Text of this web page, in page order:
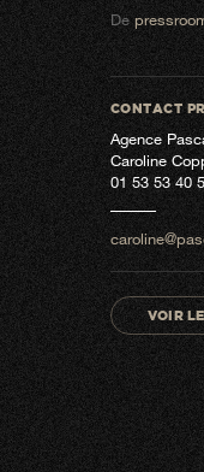
De
CONTACT
Agence
Caroline
01 53 53 40
VOIR